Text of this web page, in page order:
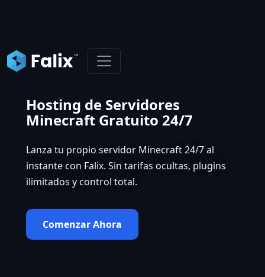
Hosting de Servidores
Minecraft Gratuito 24/7
Lanza tu propio servidor Minecraft 24/7 al
instante con Falix. Sin tarifas ocultas, plugins
ilimitados y control total.
Comenzar Ahora